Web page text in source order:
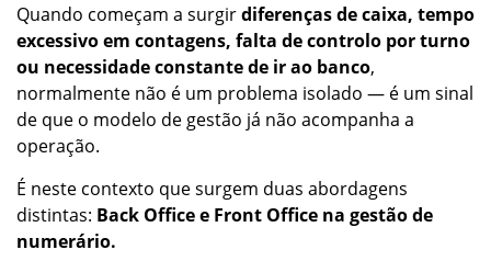
Quando começam a surgirdiferenças de caixa, tempo
excessivo em contagens, falta de controlo por turno
ou necessidade constante de ir ao banco,
normalmente não é um problema isolado — é um sinal
de que o modelo de gestão já não acompanha a
operação.
É neste contexto que surgem duas abordagens
distintas: Back Office e Front Office na gestão de
numerário.